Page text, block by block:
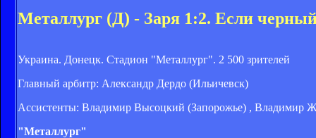
Металлург (Д) - Заря 1:2. Если
Украина. Донецк. Стадион "Металлург". 2 500 зрителей
Главный арбитр: Александр Дердо (Ильичевск)
Ассистенты: Владимир Высоцкий (Запорожье) , Владимир
"Металлург"